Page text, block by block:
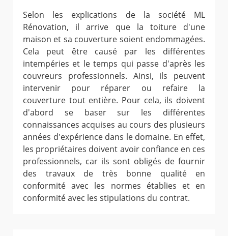
Selon les explications de la société ML
Rénovation, il arrive que la toiture d'une
maison et sa couverture soient endommagées.
Cela peut être causé par les différentes
intempéries et le temps qui passe d'après les
couvreurs professionnels. Ainsi, ils peuvent
intervenir pour réparer ou refaire la
couverture tout entière. Pour cela, ils doivent
d'abord se baser sur les différentes
connaissances acquises au cours des plusieurs
années d'expérience dans le domaine. En effet,
les propriétaires doivent avoir confiance en ces
professionnels, car ils sont obligés de fournir
des travaux de très bonne qualité en
conformité avec les normes établies et en
conformité avec les stipulations du contrat.